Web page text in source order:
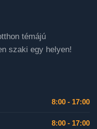
témájú
szaki egy helyen!
8:00 - 17:00
8:00 - 17:00